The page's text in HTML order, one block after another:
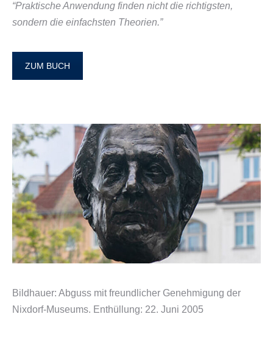
“Praktische Anwendung finden nicht die richtigsten,
sondern die einfachsten Theorien.”
ZUM BUCH
Bildhauer: Abguss mit freundlicher Genehmigung der
Nixdorf-Museums. Enthüllung: 22. Juni 2005